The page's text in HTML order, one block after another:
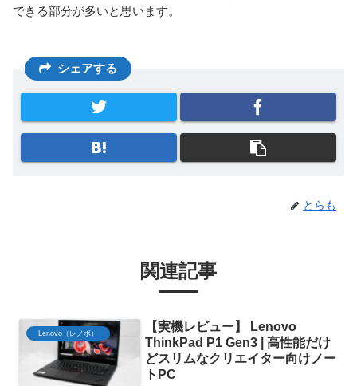
できる部分が多いと思います。
シェアする
とらも
関連記事
Lenovo（レノボ）
【実機レビュー】 Lenovo
ThinkPad P1 Gen3 | 高性能だけ
どスリムなクリエイター向けノー
トPC